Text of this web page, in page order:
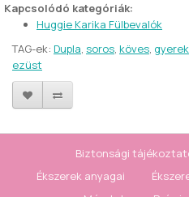
Kapcsolódó kategóriák:
Huggie Karika Fülbevalók
TAG-ek: Dupla, soros, köves, gyerek
ezüst
Biztonsági
Ékszerek anyagai